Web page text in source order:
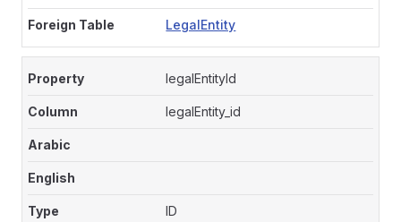
LegalEntity
legalEntityId
legalEntity_id
ID